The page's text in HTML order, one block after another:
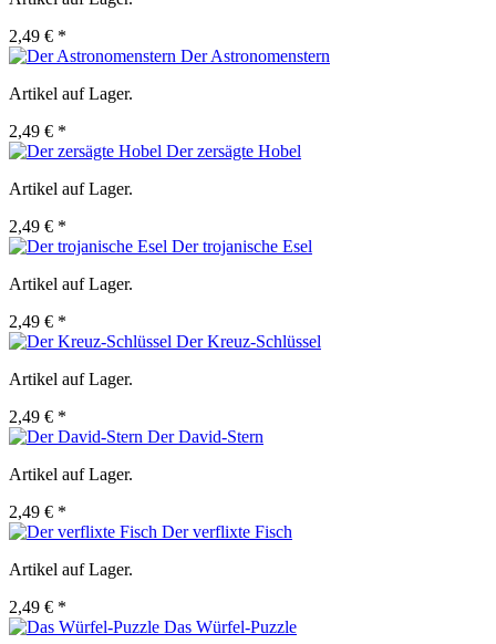
2,49 € *
Der Astronomenstern
Artikel auf Lager.
2,49 € *
Der zersägte Hobel
Artikel auf Lager.
2,49 € *
Der trojanische Esel
Artikel auf Lager.
2,49 € *
Der Kreuz-Schlüssel
Artikel auf Lager.
2,49 € *
Der David-Stern
Artikel auf Lager.
2,49 € *
Der verflixte Fisch
Artikel auf Lager.
2,49 € *
Das Würfel-Puzzle